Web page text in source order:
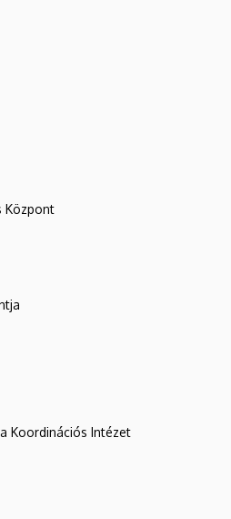
Központ
Koordinációs Intézet